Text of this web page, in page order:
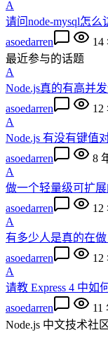
A
请问node-mysql怎么
asoedarren
14
最近参与的话题
A
Node.js真的有高并
asoedarren
12
A
Node.js 有没有键值
asoedarren
8
A
做一个轻量级可扩
asoedarren
12
A
有多少人是真的在做
asoedarren
12
A
请教 Express 4 中如
asoedarren
11
Node.js 中文技术社